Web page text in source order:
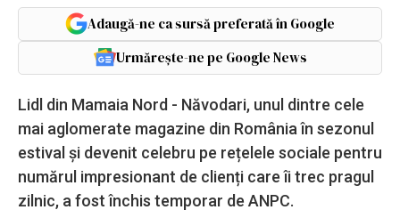
Adaugă-ne ca sursă preferată în Google
Urmărește-ne pe Google News
Lidl din Mamaia Nord - Năvodari, unul dintre cele
mai aglomerate magazine din România în sezonul
estival și devenit celebru pe rețelele sociale pentru
numărul impresionant de clienți care îi trec pragul
zilnic, a fost închis temporar de ANPC.